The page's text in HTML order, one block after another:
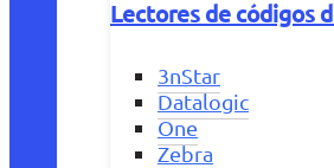
Lectores de códigos
3nStar
Datalogic
One
Zebra